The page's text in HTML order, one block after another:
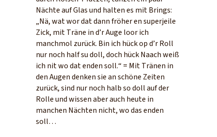
Nächte auf Glas und halten es mit Brings:
„Nä, wat wor dat dann fröher en superjeile
Zick, mit Träne in d’r Auge loor ich
manchmol zurück. Bin ich hück op d’r Roll
nur noch half su doll, doch hück Naach weiß
ich nit wo dat enden soll.“ = Mit Tränen in
den Augen denken sie an schöne Zeiten
zurück, sind nur noch halb so doll auf der
Rolle und wissen aber auch heute in
manchen Nächten nicht, wo das enden
soll…